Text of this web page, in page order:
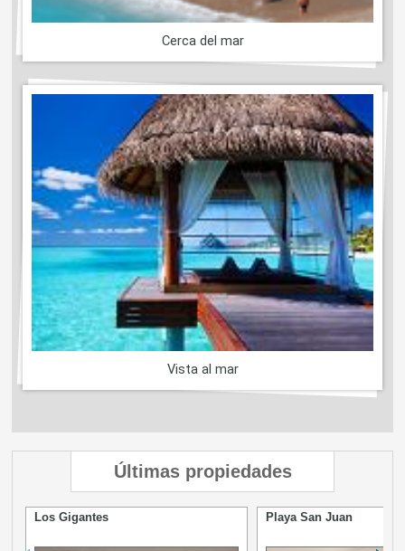
Cerca del mar
Vista al mar
Últimas propiedades
Los Gigantes Playa San Juan